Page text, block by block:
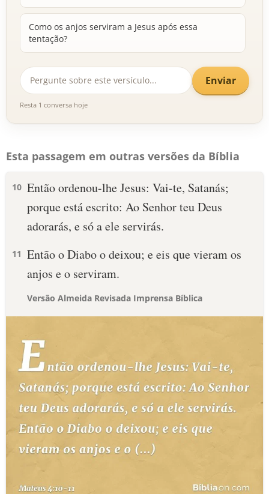
Como os anjos serviram a Jesus após essa
tentação?
Enviar
Resta 1 conversa hoje
Esta passagem em outras versões da Bíblia
10 Então ordenou-lhe Jesus: Vai-te, Satanás;
porque está escrito: Ao Senhor teu Deus
adorarás, e só a ele servirás.
11 Então o Diabo o deixou; e eis que vieram os
anjos e o serviram.
Versão Almeida Revisada Imprensa Bíblica